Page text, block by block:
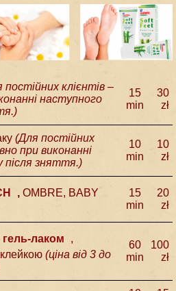
постійних клієнтів –
наступного
)
15
min
30
zł
(Для постійних
при виконанні
після зняття.)
10
min
10
zł
, OMBRE, BABY
15
min
20
zł
гель-лаком
,
(ціна від 3 до
60
min
100
zł